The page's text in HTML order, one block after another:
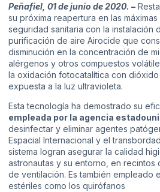
Peñafiel, 01 de junio de 2020. –
su próxima reapertura en las
seguridad sanitaria con la instalación
purificación de aire Airocide que
disminución en la concentración de
alérgenos y otros compuestos
la oxidación fotocatalítica con
expuesta a la luz ultravioleta.
Esta tecnología ha demostrado su
empleada por la agencia
desinfectar y eliminar agentes
Espacial Internacional y el
sistema logran asegurar la calidad
astronautas y su entorno, en recintos
de ventilación. Es también empleado
estériles como los quirófanos